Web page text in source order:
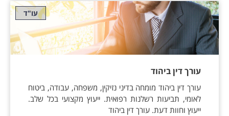
עו"ד
עורך דין ביהוד
עורך דין ביהוד מומחה בדיני נזיקין, משפחה, עבודה, ביטוח
לאומי, תביעות רשלנות רפואית. ייעוץ מקצועי בכל שלב.
ייעוץ וחוות דעת. עורך דין ביהוד